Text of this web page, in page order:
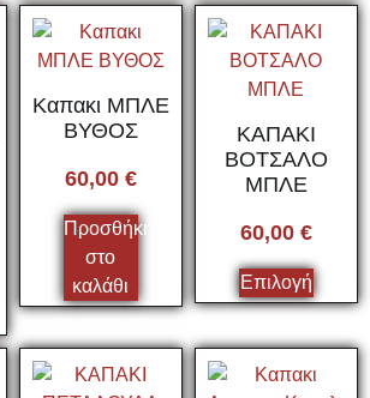
Καπακι ΜΠΛΕ
ΒΥΘΟΣ
60,00 €
Προσθήκη
στο
καλάθι
ΚΑΠΑΚΙ
ΒΟΤΣΑΛΟ
ΜΠΛΕ
60,00 €
Επιλογή